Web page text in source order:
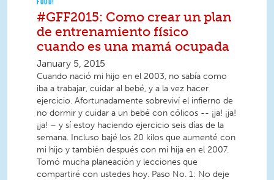
#GFF2015: Como crear un plan
de entrenamiento físico
cuando es una mamá ocupada
January 5, 2015
Cuando nació mi hijo en el 2003, no sabía como
iba a trabajar, cuidar al bebé, y a la vez hacer
ejercicio. Afortunadamente sobreviví el infierno de
no dormir y cuidar a un bebé con cólicos -- ¡ja! ¡ja!
¡ja! – y sí estoy haciendo ejercicio seis días de la
semana. Incluso bajé los 20 kilos que aumenté con
mi hijo y también después con mi hija en el 2007.
Tomó mucha planeación y lecciones que
compartiré con ustedes hoy. Paso No. 1: No deje